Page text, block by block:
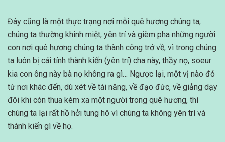
Đây cũng là một thực trạng nơi mỗi quê hương chúng ta,
chúng ta thường khinh miệt, yên trí và gièm pha những người
con nơi quê hương chúng ta thành công trở về, vì trong chúng
ta luôn bị cái tính thành kiến (yên trí) cha này, thầy nọ, soeur
kia con ông này bà nọ không ra gì… Ngược lại, một vị nào đó
từ nơi khác đến, dù xét về tài năng, về đạo đức, về giảng dạy
đôi khi còn thua kém xa một người trong quê hương, thì
chúng ta lại rất hồ hởi tung hô vì chúng ta không yên trí và
thành kiến gì về họ.